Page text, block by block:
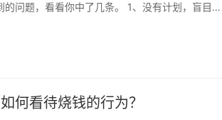
问题，看看你中了几条。 1、没有计划，盲目的
何看待烧钱的行为？